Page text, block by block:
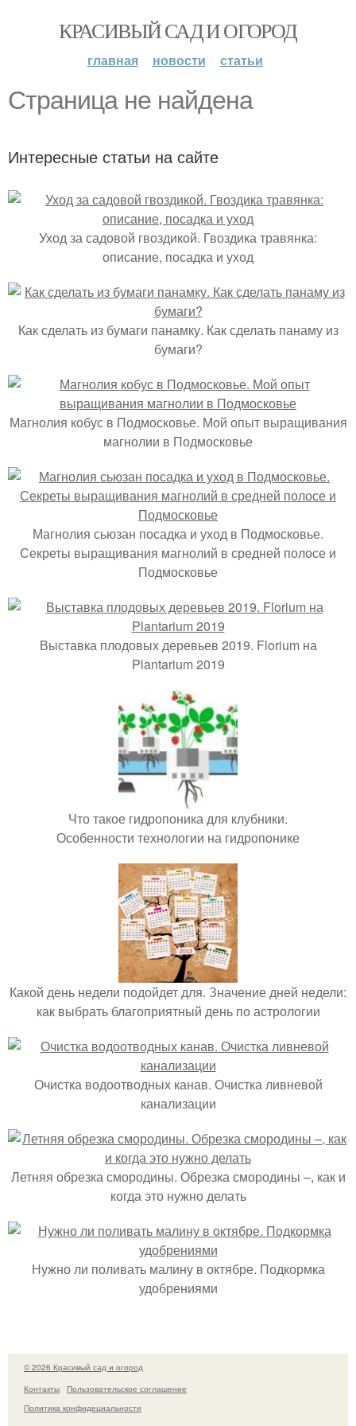
КРАСИВЫЙ САД И ОГОРОД
главная новости статьи
Страница не найдена
Интересные статьи на сайте
Уход за садовой гвоздикой. Гвоздика травянка:
описание, посадка и уход
Как сделать из бумаги панамку. Как сделать панаму из
бумаги?
Магнолия кобус в Подмосковье. Мой опыт выращивания
магнолии в Подмосковье
Магнолия сьюзан посадка и уход в Подмосковье.
Секреты выращивания магнолий в средней полосе и
Подмосковье
Выставка плодовых деревьев 2019. Florium на
Plantarium 2019
Что такое гидропоника для клубники.
Особенности технологии на гидропонике
Какой день недели подойдет для. Значение дней недели:
как выбрать благоприятный день по астрологии
Очистка водоотводных канав. Очистка ливневой
канализации
Летняя обрезка смородины. Обрезка смородины –, как и
когда это нужно делать
Нужно ли поливать малину в октябре. Подкормка
удобрениями
© 2026 Красивый сад и огород
Контакты
Пользовательское соглашение
Политика конфидециальности